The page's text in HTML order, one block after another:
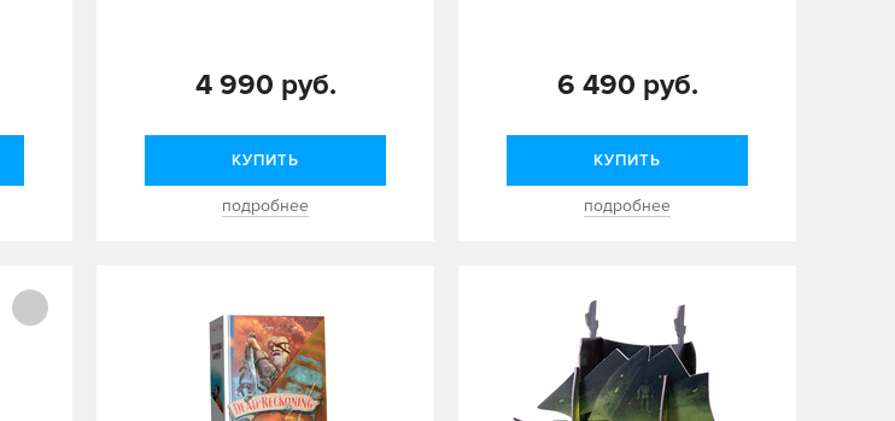
4 990 руб.
КУПИТЬ
подробнее
6 490 руб.
КУПИТЬ
подробнее